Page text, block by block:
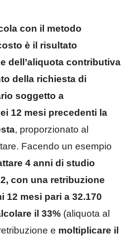
con il metodo
è il risultato
dell’aliquota contributiva
della richiesta di
soggetto a
12 mesi precedenti la
, proporzionato al
Facendo un esempio
4 anni di studio
con una retribuzione
12 mesi pari a 32.170
il 33% (aliquota al
e moltiplicare il